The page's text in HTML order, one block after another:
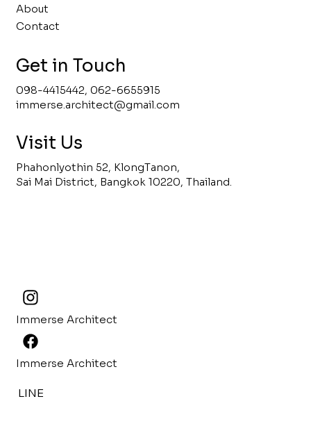
About
Contact
Get in Touch
098-4415442, 062-6655915
immerse.architect@gmail.com
Visit Us
Phahonlyothin 52, KlongTanon,
Sai Mai District, Bangkok 10220, Thailand.
Immerse Architect
Immerse Architect
LINE